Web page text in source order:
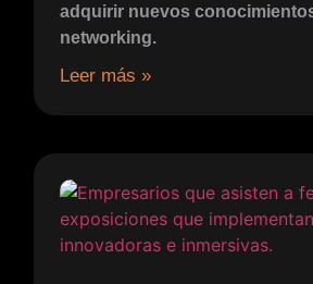
adquirir nuevos
networking.
Leer más »​